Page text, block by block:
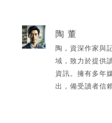
陶 董
陶，資深作家與
域，致力於提供
資訊。擁有多年
出，備受讀者信賴